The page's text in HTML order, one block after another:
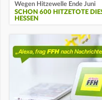
Wegen Hitzewelle Ende Juni
SCHON 600 HITZETOTE
HESSEN